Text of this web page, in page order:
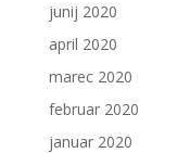
junij 2020
april 2020
marec 2020
februar 2020
januar 2020